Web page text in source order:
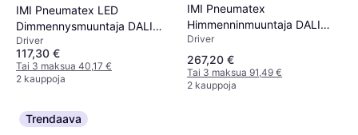
IMI Pneumatex LED
Dimmennysmuuntaja DALI
PUSH 24V 75W
Driver
117,30 €
Tai 3 maksua 40,17 €
2 kauppoja
IMI Pneumatex
Himmenninmuuntaja DALI
Push 24V 200W
Driver
267,20 €
Tai 3 maksua 91,49 €
2 kauppoja
Trendaava